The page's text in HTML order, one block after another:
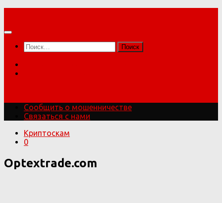
содержимому
Найти:
Сообщить о мошенничестве
Связаться с нами
Криптоскам
0
Optextrade.com